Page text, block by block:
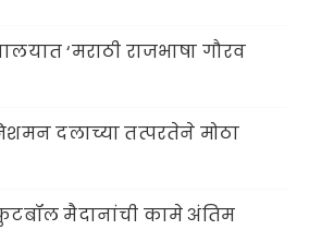
‘मराठी राजभाषा गौरव
दलाच्या तत्परतेने मोठा
मैदानांची कामे अंतिम